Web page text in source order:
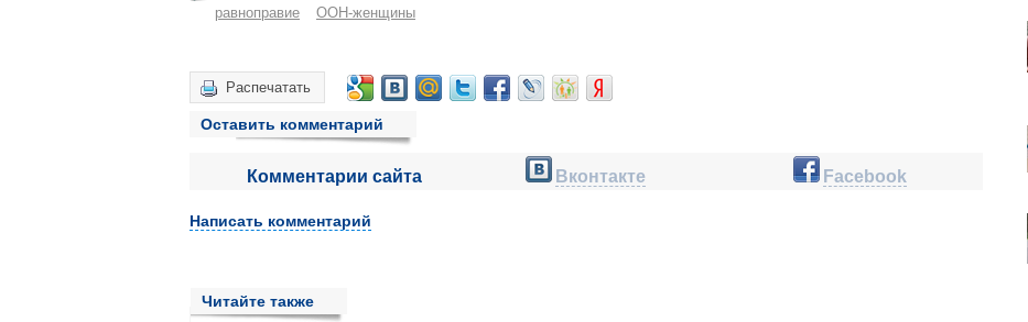
равноправие
ООН-женщины
Распечатать
Оставить комментарий
Комментарии сайта Вконтакте Facebook
Написать комментарий
Читайте также